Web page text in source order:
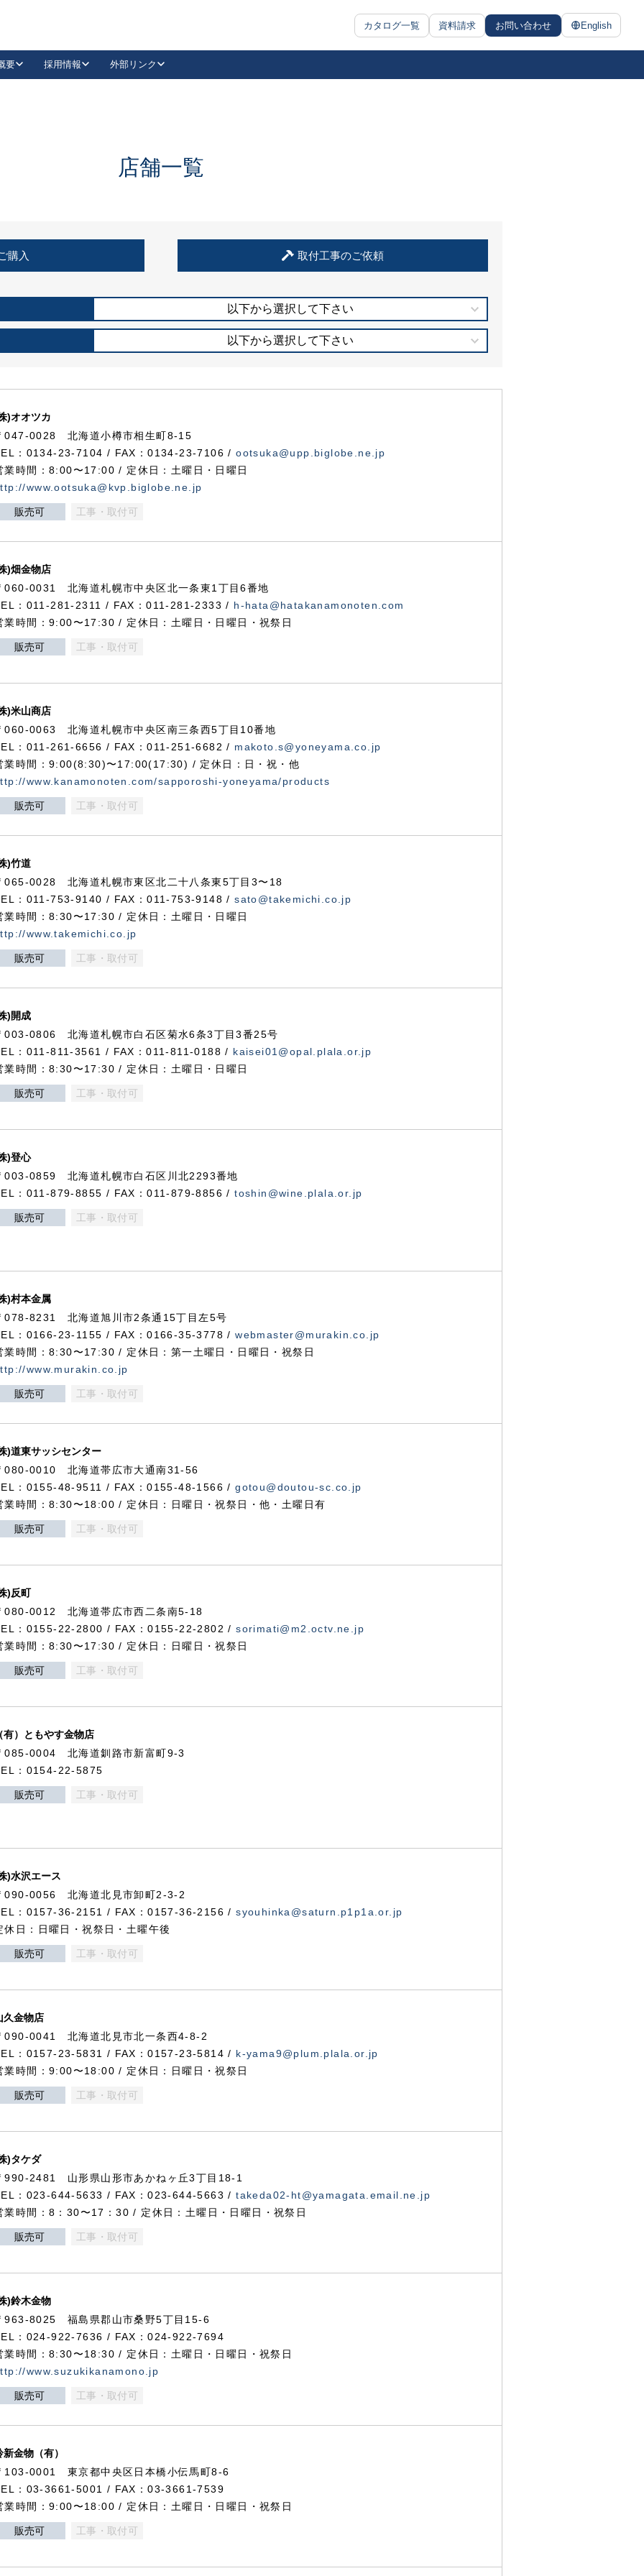
カタログ一覧 資料請求 お問い合わせ English
抗ウイルス・抗菌製品
要 採用情報 外部リンク
LinkedIn
住宅使用部材標準化推進協議会
店舗一覧
購入 取付工事のご依頼
以下から選択して下さい
以下から選択して下さい
)オオツカ
047-0028 北海道小樽市相生町8-15
：0134-23-7104 / FAX：0134-23-7106 /ootsuka@upp.biglobe.ne.jp
業時間：8:00〜17:00 / 定休日：土曜日・日曜日
www.ootsuka@kvp.biglobe.ne.jp
販売可 工事・取付可
)畑金物店
060-0031 北海道札幌市中央区北一条東1丁目6番地
：011-281-2311 / FAX：011-281-2333 / h-hata@hatakanamonoten.com
業時間：9:00〜17:30 / 定休日：土曜日・日曜日・祝祭日
販売可 工事・取付可
)米山商店
060-0063 北海道札幌市中央区南三条西5丁目10番地
：011-261-6656 / FAX：011-251-6682 / makoto.s@yoneyama.co.jp
業時間：9:00(8:30)〜17:00(17:30) / 定休日：日・祝・他
www.kanamonoten.com/sapporoshi-yoneyama/products
販売可 工事・取付可
)竹道
065-0028 北海道札幌市東区北二十八条東5丁目3〜18
：011-753-9140 / FAX：011-753-9148 /sato@takemichi.co.jp
業時間：8:30〜17:30 / 定休日：土曜日・日曜日
www.takemichi.co.jp
販売可 工事・取付可
)開成
003-0806 北海道札幌市白石区菊水6条3丁目3番25号
：011-811-3561 / FAX：011-811-0188 / kaisei01@opal.plala.or.jp
業時間：8:30〜17:30 / 定休日：土曜日・日曜日
販売可 工事・取付可
)登心
003-0859 北海道札幌市白石区川北2293番地
：011-879-8855 / FAX：011-879-8856 /toshin@wine.plala.or.jp
販売可 工事・取付可
)村本金属
078-8231 北海道旭川市2条通15丁目左5号
：0166-23-1155 / FAX：0166-35-3778 /webmaster@murakin.co.jp
業時間：8:30〜17:30 / 定休日：第一土曜日・日曜日・祝祭日
www.murakin.co.jp
販売可 工事・取付可
)道東サッシセンター
080-0010 北海道帯広市大通南31-56
：0155-48-9511 / FAX：0155-48-1566 /gotou@doutou-sc.co.jp
業時間：8:30〜18:00 / 定休日：日曜日・祝祭日・他・土曜日有
販売可 工事・取付可
)反町
080-0012 北海道帯広市西二条南5-18
：0155-22-2800 / FAX：0155-22-2802 /sorimati@m2.octv.ne.jp
業時間：8:30〜17:30 / 定休日：日曜日・祝祭日
販売可 工事・取付可
有）ともやす金物店
085-0004 北海道釧路市新富町9-3
：0154-22-5875
販売可 工事・取付可
)水沢エース
090-0056 北海道北見市卸町2-3-2
：0157-36-2151 / FAX：0157-36-2156 /syouhinka@saturn.p1p1a.or.jp
休日：日曜日・祝祭日・土曜午後
販売可 工事・取付可
久金物店
090-0041 北海道北見市北一条西4-8-2
：0157-23-5831 / FAX：0157-23-5814 / k-yama9@plum.plala.or.jp
業時間：9:00〜18:00 / 定休日：日曜日・祝祭日
販売可 工事・取付可
)タケダ
990-2481 山形県山形市あかねヶ丘3丁目18-1
：023-644-5633 / FAX：023-644-5663 /takeda02-ht@yamagata.email.ne.jp
業時間：8：30〜17：30 / 定休日：土曜日・日曜日・祝祭日
販売可 工事・取付可
)鈴木金物
963-8025 福島県郡山市桑野5丁目15-6
：024-922-7636 / FAX：024-922-7694
業時間：8:30〜18:30 / 定休日：土曜日・日曜日・祝祭日
www.suzukikanamono.jp
販売可 工事・取付可
新金物（有）
103-0001 東京都中央区日本橋小伝馬町8-6
：03-3661-5001 / FAX：03-3661-7539
業時間：9:00〜18:00 / 定休日：土曜日・日曜日・祝祭日
販売可 工事・取付可